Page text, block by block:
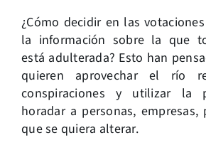
¿Cómo decidir en las
la información sobre la que
está adulterada? Esto han
quieren aprovechar el río
conspiraciones y utilizar la
horadar a personas,
que se quiera alterar.